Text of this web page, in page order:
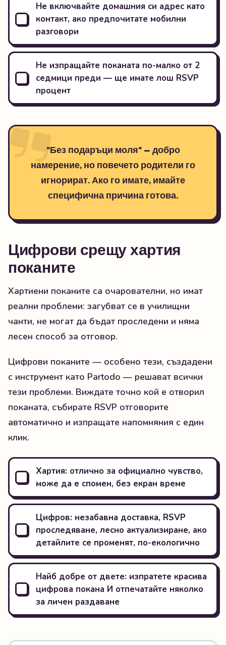
Не включвайте домашния си адрес като
контакт, ако предпочитате мобилни
разговори
Не изпращайте поканата по-малко от 2
седмици преди — ще имате лош RSVP
процент
"Без подаръци моля" — добро
намерение, но повечето родители го
игнорират. Ако го имате, имайте
специфична причина готова.
Цифрови срещу хартия
поканите
Хартиени поканите са очарователни, но имат
реални проблеми: загубват се в училищни
чанти, не могат да бъдат проследени и няма
лесен способ за отговор.
Цифрови поканите — особено тези, създадени
с инструмент като Partodo — решават всички
тези проблеми. Виждате точно кой е отворил
поканата, събирате RSVP отговорите
автоматично и изпращате напомняния с един
клик.
Хартия: отлично за официално чувство,
може да е спомен, без екран време
Цифров: незабавна доставка, RSVP
проследяване, лесно актуализиране, ако
детайлите се променят, по-екологично
Найб добре от двете: изпратете красива
цифрова покана И отпечатайте няколко
за личен раздаване